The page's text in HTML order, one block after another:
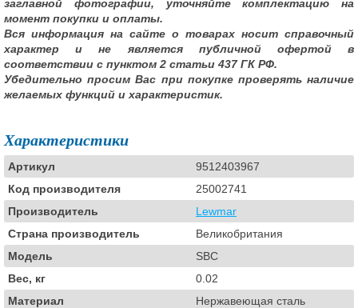
заглавной фотографии, уточняйте комплектацию на
момент покупки и оплаты.
Вся информация на сайте о товарах носит справочный
характер и не является публичной офертой в
соответствии с пунктом 2 статьи 437 ГК РФ.
Убедительно просим Вас при покупке проверять наличие
желаемых функций и характеристик.
Характеристики
Артикул
9512403967
Код производителя
25002741
Производитель
Lewmar
Страна производитель
Великобритания
Модель
SBC
Вес, кг
0.02
Материал
Нержавеющая сталь